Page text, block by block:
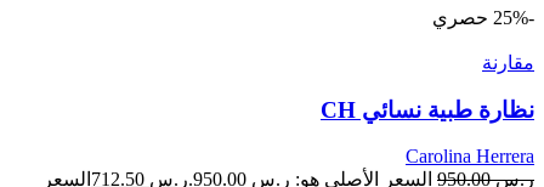
-25% حصري
مقارنة
نظارة طبية نسائي CH
Carolina Herrera
ر.س950.00 السعر الأصلي هو: ر.س 950.00. ر.س
السعر